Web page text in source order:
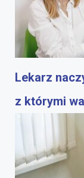
Lekarz
z którymi